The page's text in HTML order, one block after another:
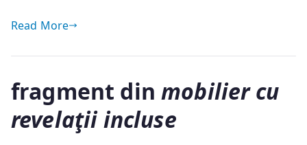
Read More
fragment dinmobilier cu
revelaţii incluse